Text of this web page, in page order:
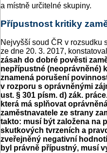
a místně určitelné skupiny.
Přípustnost kritiky
Nejvyšší soud ČR v rozsudku
ze dne 20. 3. 2017,
zásah do dobré pověsti
nepřípustné (neoprávněné)
znamená porušení
v rozporu s oprávněnými
ust. § 301 písm. d) zák.
která má splňovat
zaměstnavatele ze strany
takto: musí být založena na
skutkových tvrzeních a
zveřejněný negativní
byl právně přípustný, musí